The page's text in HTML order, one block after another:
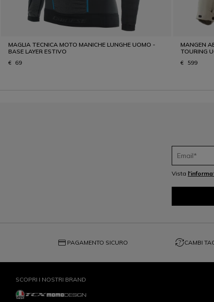
MAGLIA TECNICA MOTO MANICHE LUNGHE UOMO -
BASE LAYER ESTIVO
€ 69
MANGEN
TOURING
€ 599
Vista
credit_card PAGAMENTO SICURO question_exchangeCAMBI
SCOPRI I NOSTRI BRAND